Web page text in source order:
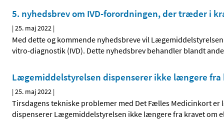
5. nyhedsbrev om IVD-forordningen, der træder i
|25. maj 2022 |
Med dette og kommende nyhedsbreve vil
vitro-diagnostik (IVD). Dette nyhedsbrev behandler blandt
Lægemiddelstyrelsen dispenserer ikke længere
|25. maj 2022 |
Tirsdagens tekniske problemer med Det Fælles Medicinkort
dispenserer Lægemiddelstyrelsen ikke længere fra kravet om